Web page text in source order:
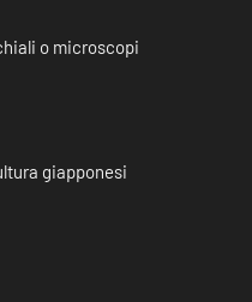
o microscopi
giapponesi